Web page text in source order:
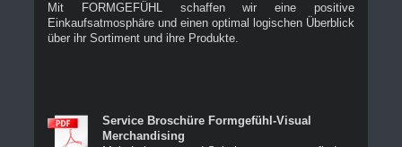
Mit FORMGEFÜHL schaffen wir eine positive
Einkaufsatmosphäre und einen optimal logischen Überblick
über ihr Sortiment und ihre Produkte.
Service Broschüre Formgefühl-Visual
Merchandising